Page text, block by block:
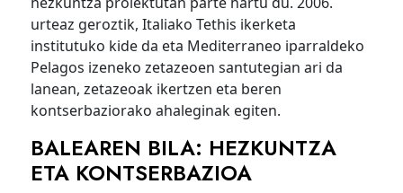
urteaz geroztik, Italiako Tethis ikerketa
institutuko kide da eta Mediterraneo iparraldeko
Pelagos izeneko zetazeoen santutegian ari da
lanean, zetazeoak ikertzen eta beren
kontserbaziorako ahaleginak egiten.
BALEAREN BILA: HEZKUNTZA
ETA KONTSERBAZIOA